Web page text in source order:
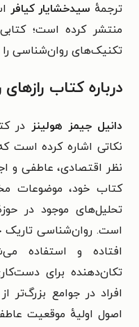
ترجمهٔ سیدخشایار کیافر
منتشر کرده است؛
تکنیک‌های روان‌شناسی
درباره کتاب
دانیل جیمز هولینز در
نکاتی اشاره کرده است
نظر اقتصادی، عاطفی و
کتاب خود، موضوعات
تحلیل‌های موجود در
است. روان‌شناسی تاریک
افتاده و استفاده
تکان‌دهنده برای
افراد در جوامع بزرگ‌تر
اصول اولیه‌ٔ موقعیت